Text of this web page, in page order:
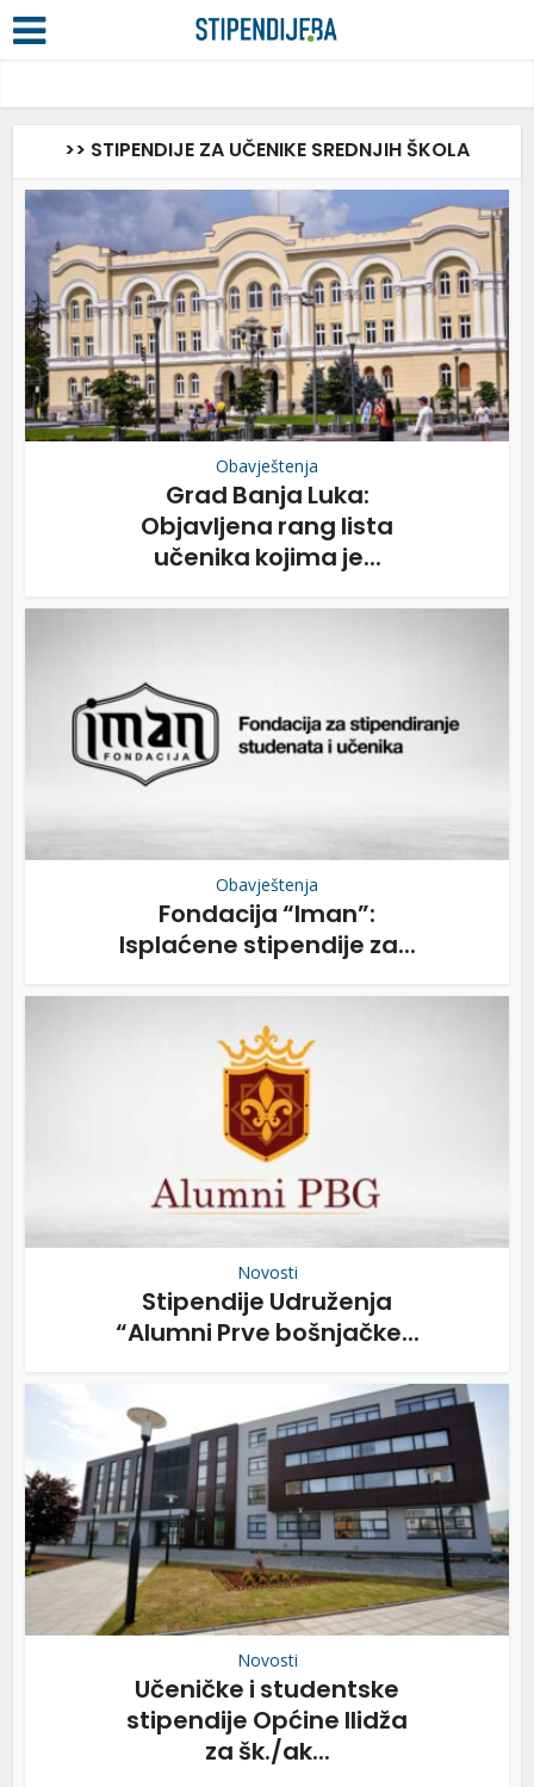
>> STIPENDIJE ZA UČENIKE SREDNJIH ŠKOLA
Obavještenja
Grad Banja Luka:
Objavljena rang lista
učenika kojima je...
Obavještenja
Fondacija “Iman”:
Isplaćene stipendije za...
Novosti
Stipendije Udruženja
“Alumni Prve bošnjačke...
Novosti
Učeničke i studentske
stipendije Općine Ilidža
za šk./ak...